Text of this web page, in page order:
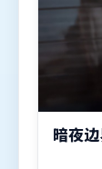
暗夜